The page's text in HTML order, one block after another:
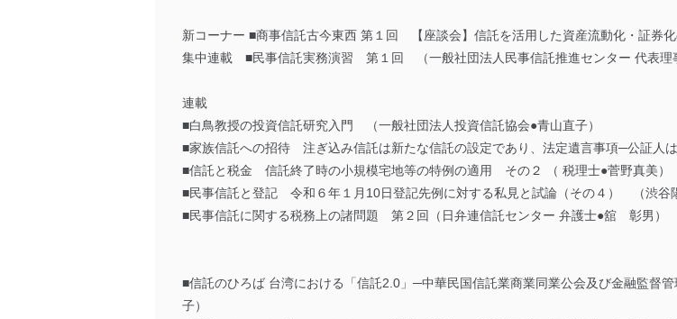
新コーナー ■商事信託古今東西 第１回 【座談会】信託を活用した資産流動化・証券
集中連載 ■民事信託実務演習 第１回 （一般社団法人民事信託推進センター 代表理
連載
■白鳥教授の投資信託研究入門 （一般社団法人投資信託協会●青山直子）
■家族信託への招待 注ぎ込み信託は新たな信託の設定であり、法定遺言事項─公証人
■信託と税金 信託終了時の小規模宅地等の特例の適用 その２ （ 税理士●菅野真美）
■民事信託と登記 令和６年１月10日登記先例に対する私見と試論（その４） （渋谷
■民事信託に関する税務上の諸問題 第２回（日弁連信託センター 弁護士●舘 彰男）
■信託のひろば 台湾における「信託2.0」─中華民国信託業商業同業公会及び金融監督
子）